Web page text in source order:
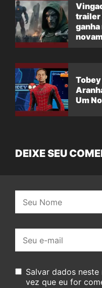
trailer
ganha
Um
DEIXE SEU
mail:
Salvar dados
vez que eu for